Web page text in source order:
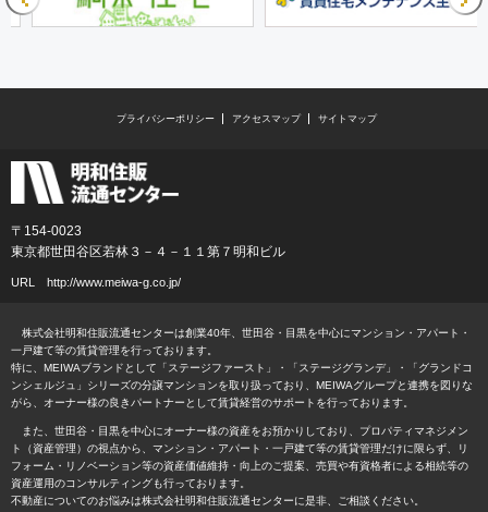
プライバシーポリシー アクセスマップ サイトマップ
〒154-0023
東京都世田谷区若林３－４－１１第７明和ビル
URL http://www.meiwa-g.co.jp/
株式会社明和住販流通センターは創業40年、世田谷・目黒を中心にマンション・アパート・
一戸建て等の賃貸管理を行っております。
特に、MEIWAブランドとして「ステージファースト」・「ステージグランデ」・「グランドコ
ンシェルジュ」シリーズの分譲マンションを取り扱っており、MEIWAグループと連携を図りな
がら、オーナー様の良きパートナーとして賃貸経営のサポートを行っております。
また、世田谷・目黒を中心にオーナー様の資産をお預かりしており、プロパティマネジメン
ト（資産管理）の視点から、マンション・アパート・一戸建て等の賃貸管理だけに限らず、リ
フォーム・リノベーション等の資産価値維持・向上のご提案、売買や有資格者による相続等の
資産運用のコンサルティングも行っております。
不動産についてのお悩みは株式会社明和住販流通センターに是非、ご相談ください。